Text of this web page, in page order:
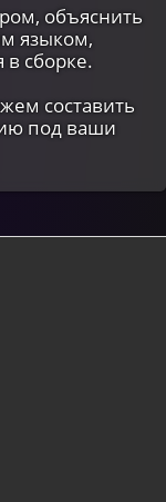
объяснить
языком,
сборке.
составить
под ваши